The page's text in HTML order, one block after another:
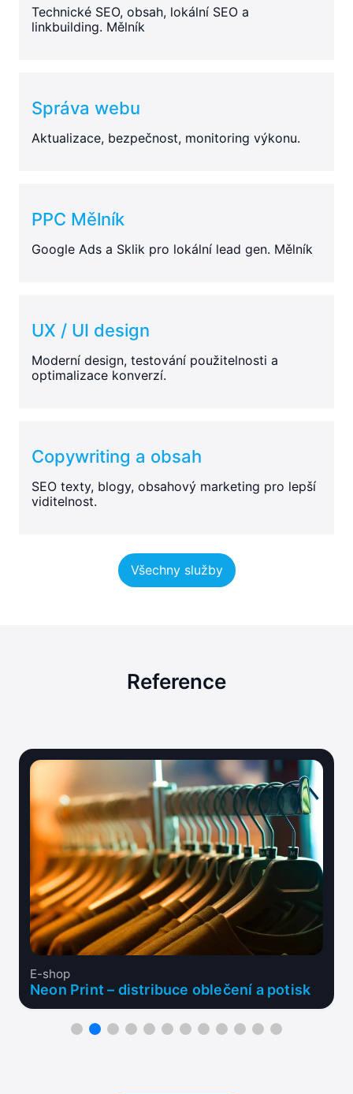
Technické SEO, obsah, lokální SEO a
linkbuilding. Mělník
Správa webu
Aktualizace, bezpečnost, monitoring výkonu.
PPC Mělník
Google Ads a Sklik pro lokální lead gen. Mělník
UX / UI design
Moderní design, testování použitelnosti a
optimalizace konverzí.
Copywriting a obsah
SEO texty, blogy, obsahový marketing pro lepší
viditelnost.
Všechny služby
Reference
E-shop
Neon Print – distribuce oblečení a potisk